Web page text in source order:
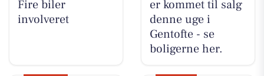
Fire biler
involveret
er kommet til salg
denne uge i
Gentofte - se
boligerne her.